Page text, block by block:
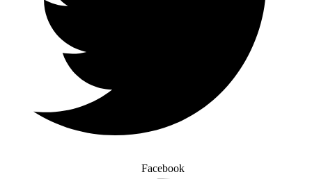
Facebook